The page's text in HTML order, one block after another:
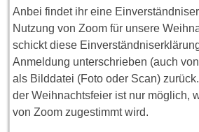
Anbei findet ihr eine
Nutzung von Zoom für unsere
schickt diese
Anmeldung unterschrieben (auch
als Bilddatei (Foto oder Scan)
der Weihnachtsfeier ist nur möglich,
von Zoom zugestimmt wird.